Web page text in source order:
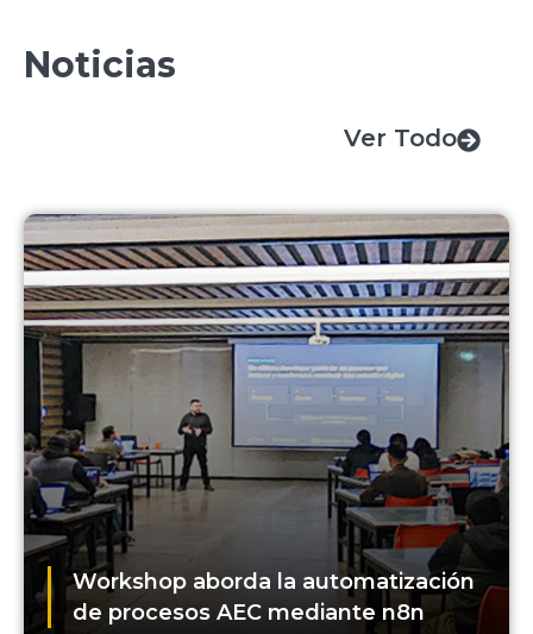
Noticias
Ver Todo
Workshop aborda la automatización
de procesos AEC mediante n8n